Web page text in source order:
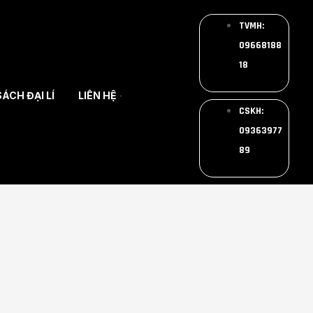
ĐẠI LÍ LIÊN HỆ
TVMH:
09668188
18
CSKH:
09363977
89